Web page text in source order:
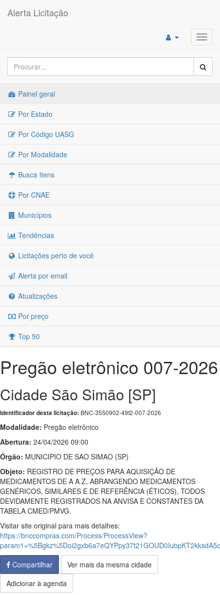
Alerta Licitação
Painel geral
Por Estado
Por Código UASG
Por Modalidade
Busca Itens
Por CNAE
Municípios
Tendências
Licitações perto de você
Alerta por email
Atualizações
Por preço
Top 50
Pregão eletrônico 007-2026
Cidade São Simão [SP]
Identificador desta licitação: BNC-3550902-49f2-007-2026
Modalidade: Pregão eletrônico
Abertura: 24/04/2026 09:00
Órgão: MUNICIPIO DE SAO SIMAO (SP)
Objeto: REGISTRO DE PREÇOS PARA AQUISIÇÃO DE
MEDICAMENTOS DE A A Z, ABRANGENDO MEDICAMENTOS
GENÉRICOS, SIMILARES E DE REFERÊNCIA (ÉTICOS), TODOS
DEVIDAMENTE REGISTRADOS NA ANVISA E CONSTANTES DA
TABELA CMED/PMVG.
Visitar site original para mais detalhes:
https://bnccompras.com/Process/ProcessView?
Compartilhar
Ver mais da mesma cidade
Adicionar à agenda